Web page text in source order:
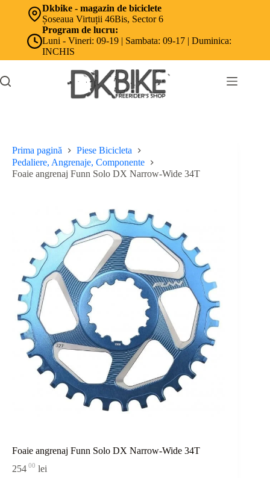
Dkbike - magazin de biciclete
Șoseaua Virtuții 46Bis, Sector 6
Program de lucru:
Luni - Vineri: 09-19 | Sambata: 09-17 | Duminica:
INCHIS
Prima pagină
Piese Bicicleta
Pedaliere, Angrenaje, Componente
Foaie angrenaj Funn Solo DX Narrow-Wide 34T
Foaie angrenaj Funn Solo DX Narrow-Wide 34T
254 00 lei